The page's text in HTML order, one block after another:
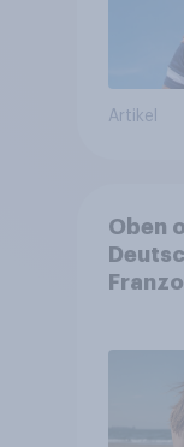
Artikel
Oben